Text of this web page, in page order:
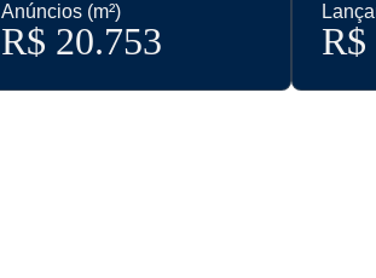
Anúncios (m²)
R$ 20.753 R$